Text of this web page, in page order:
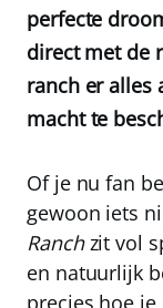
perfecte
direct met de
ranch er alles
macht te
Of je nu fan
gewoon iets
Ranchzit vol
en natuurlijk
precies hoe